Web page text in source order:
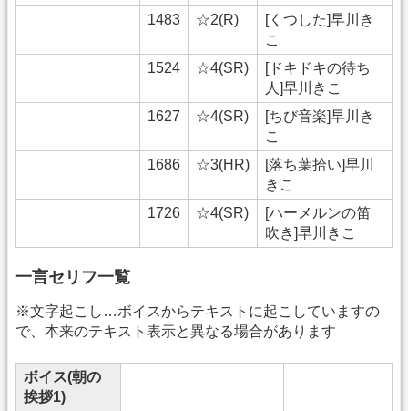
1483
☆2(R)
[くつした]早川き
こ
1524
☆4(SR)
[ドキドキの待ち
人]早川きこ
1627
☆4(SR)
[ちび音楽]早川き
こ
1686
☆3(HR)
[落ち葉拾い]早川
きこ
1726
☆4(SR)
[ハーメルンの笛
吹き]早川きこ
一言セリフ一覧
※文字起こし…ボイスからテキストに起こしていますの
で、本来のテキスト表示と異なる場合があります
ボイス(朝の
挨拶1)